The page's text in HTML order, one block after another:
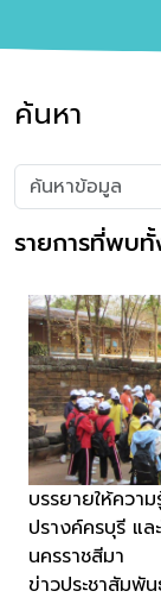
ค้นหา
รายการที่พบ
บรรยายให้ควา
ปรางค์ครบุรี แ
นครราชสีมา
ข่าวประชาสัมพั